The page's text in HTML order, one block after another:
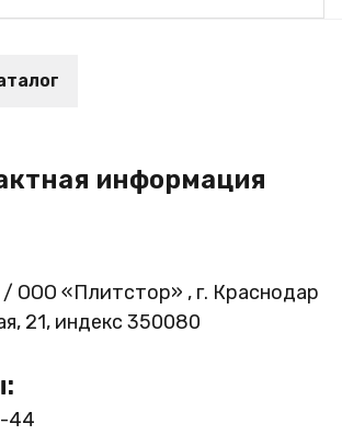
информация
ООО «Плитстор» , г. Краснодар
21, индекс 350080
44